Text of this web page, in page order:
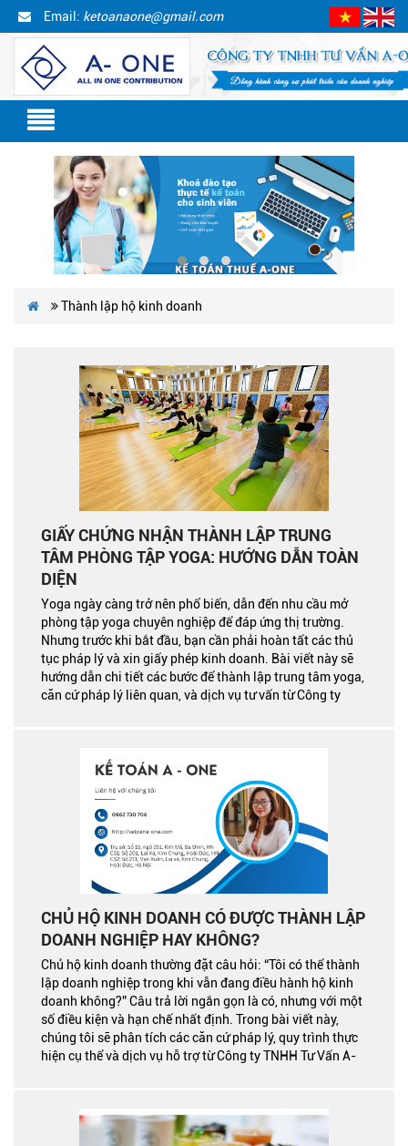
Email: ketoanaone@gmail.com
Thành lập hộ kinh doanh
GIẤY CHỨNG NHẬN THÀNH LẬP TRUNG
TÂM PHÒNG TẬP YOGA: HƯỚNG DẪN TOÀN
DIỆN
Yoga ngày càng trở nên phổ biến, dẫn đến nhu cầu mở
phòng tập yoga chuyên nghiệp để đáp ứng thị trường.
Nhưng trước khi bắt đầu, bạn cần phải hoàn tất các thủ
tục pháp lý và xin giấy phép kinh doanh. Bài viết này sẽ
hướng dẫn chi tiết các bước để thành lập trung tâm yoga,
căn cứ pháp lý liên quan, và dịch vụ tư vấn từ Công ty
CHỦ HỘ KINH DOANH CÓ ĐƯỢC THÀNH LẬP
DOANH NGHIỆP HAY KHÔNG?
Chủ hộ kinh doanh thường đặt câu hỏi: “Tôi có thể thành
lập doanh nghiệp trong khi vẫn đang điều hành hộ kinh
doanh không?” Câu trả lời ngắn gọn là có, nhưng với một
số điều kiện và hạn chế nhất định. Trong bài viết này,
chúng tôi sẽ phân tích các căn cứ pháp lý, quy trình thực
hiện cụ thể và dịch vụ hỗ trợ từ Công ty TNHH Tư Vấn A-